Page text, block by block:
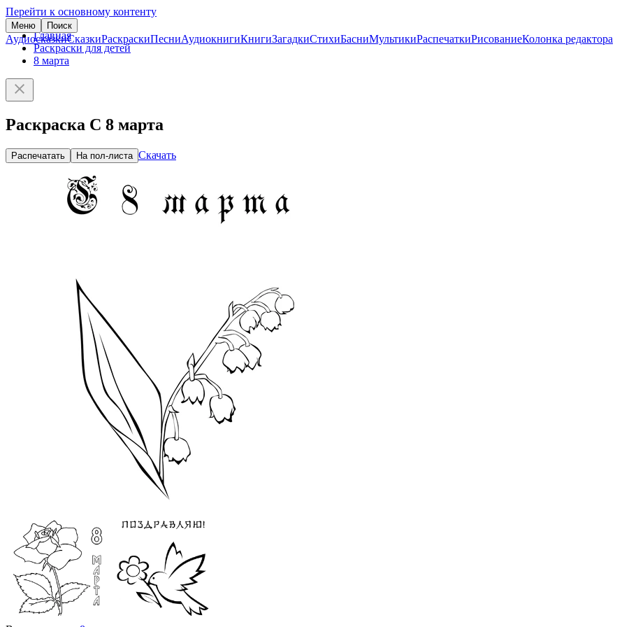
Перейти к основному контенту
Меню Поиск
АудиосказкиСказкиРаскраскиПесниАудиокнигиКнигиЗагадкиСтихиБасниМультикиРаспечаткиРисованиеКолонка редактора
Главная
Раскраски для детей
8 марта
Раскраска С 8 марта
Распечатать На пол-листа Скачать